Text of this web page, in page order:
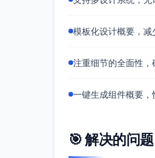
实现“波
禁用状态（
按钮文本
如操作过
5. 动画与过渡
模板化设计概要，减
注重细节的全面性，
一键生成组件概要，
🎯 解决的问题